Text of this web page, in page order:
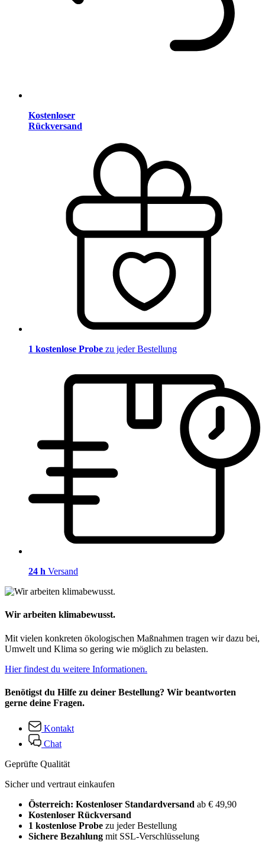
Kostenloser
Rückversand
1 kostenlose Probe zu jeder Bestellung
24 h Versand
Wir arbeiten klimabewusst.
Mit vielen konkreten ökologischen Maßnahmen tragen wir dazu bei,
Umwelt und Klima so gering wie möglich zu belasten.
Hier findest du weitere Informationen.
Benötigst du Hilfe zu deiner Bestellung? Wir beantworten
gerne deine Fragen.
Kontakt
Chat
Geprüfte Qualität
Sicher und vertraut einkaufen
Österreich: Kostenloser Standardversand ab € 49,90
Kostenloser Rückversand
1 kostenlose Probe zu jeder Bestellung
Sichere Bezahlung mit SSL-Verschlüsselung